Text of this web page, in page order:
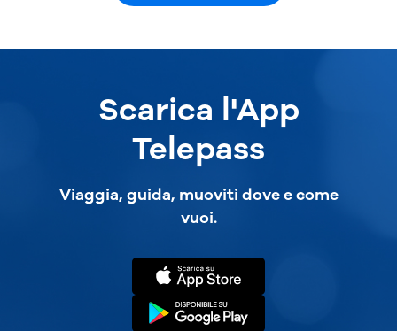
Scarica l'App
Telepass
Viaggia, guida, muoviti dove e come
vuoi.